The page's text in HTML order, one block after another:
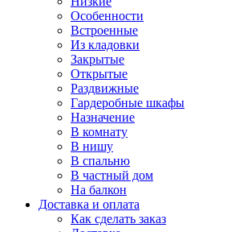
Особенности
Встроенные
Из кладовки
Закрытые
Открытые
Раздвижные
Гардеробные шкафы
Назначение
В комнату
В нишу
В спальню
В частный дом
На балкон
Доставка и оплата
Как сделать заказ